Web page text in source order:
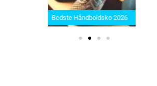
2026
Bedste barbermaskiner i
2025: Find den rette til dit
behov